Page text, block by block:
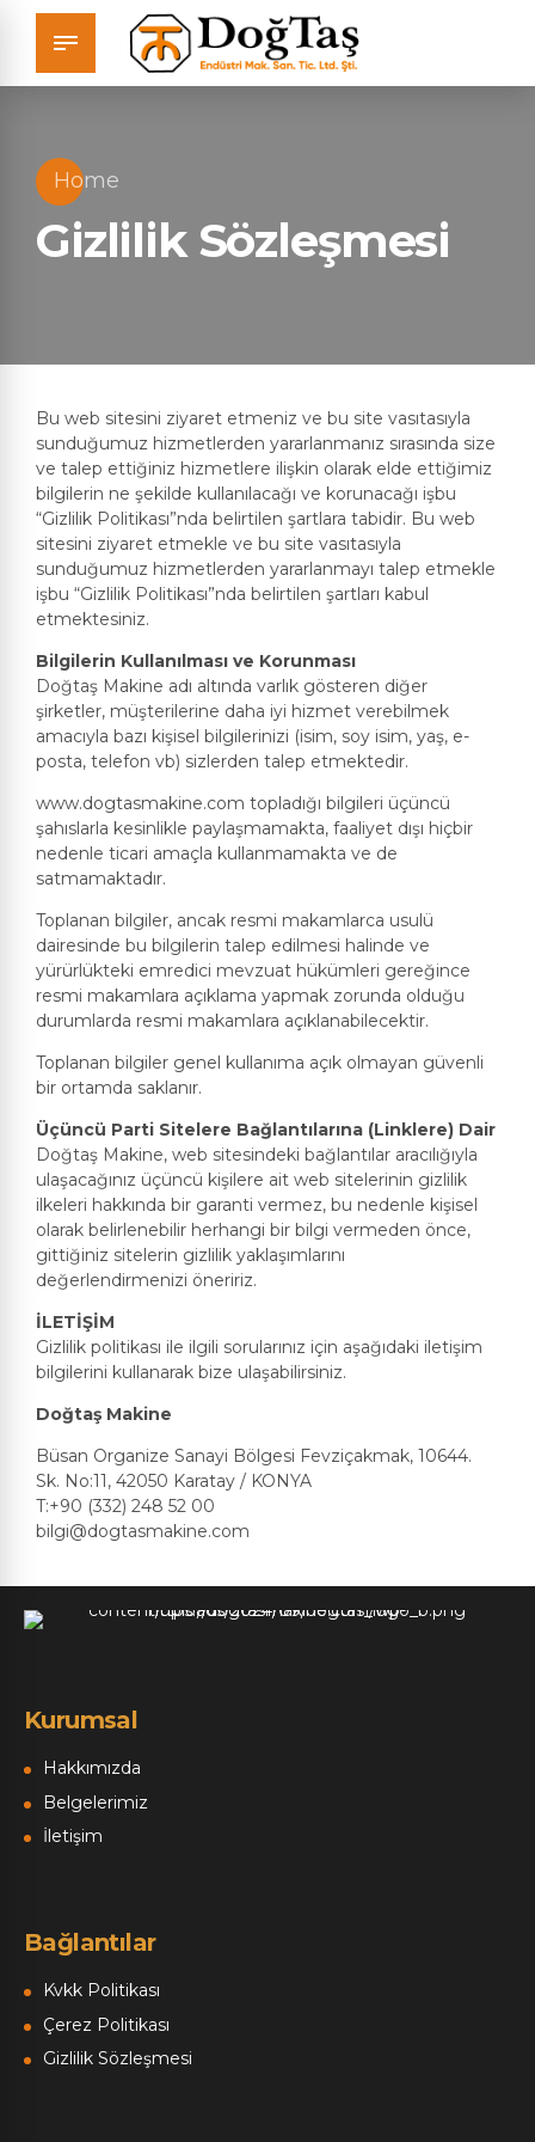
Home
Gizlilik Sözleşmesi
Bu web sitesini ziyaret etmeniz ve bu site vasıtasıyla
sunduğumuz hizmetlerden yararlanmanız sırasında size
ve talep ettiğiniz hizmetlere ilişkin olarak elde ettiğimiz
bilgilerin ne şekilde kullanılacağı ve korunacağı işbu
“Gizlilik Politikası”nda belirtilen şartlara tabidir. Bu web
sitesini ziyaret etmekle ve bu site vasıtasıyla
sunduğumuz hizmetlerden yararlanmayı talep etmekle
işbu “Gizlilik Politikası”nda belirtilen şartları kabul
etmektesiniz.
Bilgilerin Kullanılması ve Korunması
Doğtaş Makine adı altında varlık gösteren diğer
şirketler, müşterilerine daha iyi hizmet verebilmek
amacıyla bazı kişisel bilgilerinizi (isim, soy isim, yaş, e-
posta, telefon vb) sizlerden talep etmektedir.
www.dogtasmakine.com topladığı bilgileri üçüncü
şahıslarla kesinlikle paylaşmamakta, faaliyet dışı hiçbir
nedenle ticari amaçla kullanmamakta ve de
satmamaktadır.
Toplanan bilgiler, ancak resmi makamlarca usulü
dairesinde bu bilgilerin talep edilmesi halinde ve
yürürlükteki emredici mevzuat hükümleri gereğince
resmi makamlara açıklama yapmak zorunda olduğu
durumlarda resmi makamlara açıklanabilecektir.
Toplanan bilgiler genel kullanıma açık olmayan güvenli
bir ortamda saklanır.
Üçüncü Parti Sitelere Bağlantılarına (Linklere) Dair
Doğtaş Makine, web sitesindeki bağlantılar aracılığıyla
ulaşacağınız üçüncü kişilere ait web sitelerinin gizlilik
ilkeleri hakkında bir garanti vermez, bu nedenle kişisel
olarak belirlenebilir herhangi bir bilgi vermeden önce,
gittiğiniz sitelerin gizlilik yaklaşımlarını
değerlendirmenizi öneririz.
İLETİŞİM
Gizlilik politikası ile ilgili sorularınız için aşağıdaki iletişim
bilgilerini kullanarak bize ulaşabilirsiniz.
Doğtaş Makine
Büsan Organize Sanayi Bölgesi Fevziçakmak, 10644.
Sk. No:11, 42050 Karatay / KONYA
T:+90 (332) 248 52 00
bilgi@dogtasmakine.com
Kurumsal
Hakkımızda
Belgelerimiz
İletişim
Bağlantılar
Kvkk Politikası
Çerez Politikası
Gizlilik Sözleşmesi